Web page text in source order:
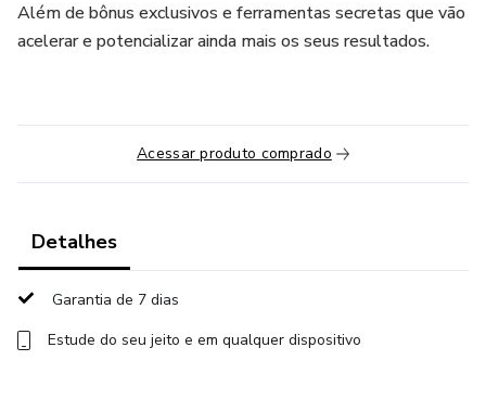
Além de bônus exclusivos e ferramentas secretas que vão
acelerar e potencializar ainda mais os seus resultados.
Acessar produto comprado
Detalhes
Garantia de 7 dias
Estude do seu jeito e em qualquer dispositivo